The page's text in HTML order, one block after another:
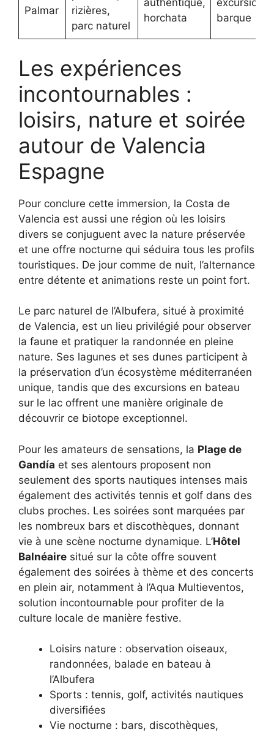
Palmar
rizières,
parc naturel
authentique,
horchata
excursions
barque
Les expériences
incontournables :
loisirs, nature et soirée
autour de Valencia
Espagne
Pour conclure cette immersion, la Costa de
Valencia est aussi une région où les loisirs
divers se conjuguent avec la nature préservée
et une offre nocturne qui séduira tous les profils
touristiques. De jour comme de nuit, l’alternance
entre détente et animations reste un point fort.
Le parc naturel de l’Albufera, situé à proximité
de Valencia, est un lieu privilégié pour observer
la faune et pratiquer la randonnée en pleine
nature. Ses lagunes et ses dunes participent à
la préservation d’un écosystème méditerranéen
unique, tandis que des excursions en bateau
sur le lac offrent une manière originale de
découvrir ce biotope exceptionnel.
Pour les amateurs de sensations, la Plage de
Gandía et ses alentours proposent non
seulement des sports nautiques intenses mais
également des activités tennis et golf dans des
clubs proches. Les soirées sont marquées par
les nombreux bars et discothèques, donnant
vie à une scène nocturne dynamique. L’Hôtel
Balnéaire situé sur la côte offre souvent
également des soirées à thème et des concerts
en plein air, notamment à l’Aqua Multieventos,
solution incontournable pour profiter de la
culture locale de manière festive.
Loisirs nature : observation oiseaux,
randonnées, balade en bateau à
l’Albufera
Sports : tennis, golf, activités nautiques
diversifiées
Vie nocturne : bars, discothèques,